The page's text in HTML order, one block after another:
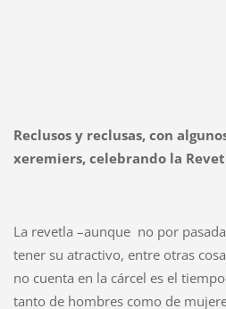
Reclusos y reclusas, con
xeremiers, celebrando la
La revetla –aunque no por
tener su atractivo, entre otras
no cuenta en la cárcel es el
tanto de hombres como de